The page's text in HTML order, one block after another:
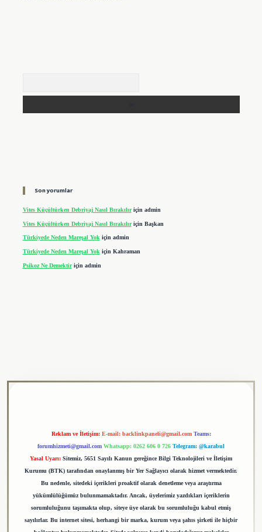
Son yorumlar
Vites Küçültürken Debriyaj Nasıl Bırakılıriçin admin
Vites Küçültürken Debriyaj Nasıl Bırakılıriçin Başkan
Türkiyede Neden Mareşal Yokiçin admin
Türkiyede Neden Mareşal Yok için Kahraman
Psikoz Ne Demektiriçin admin
Reklam ve İletişim: E-mail: backlinkpaneli@gmail.com Teams:
forumhizmeti@gmail.com Whatsapp: 0262 606 0 726 Telegram: @karabul
Yasal Uyarı: Sitemiz, 5651 Sayılı Kanun gereğince Bilgi Teknolojileri ve İletişim
Kurumu (BTK) tarafından onaylanmış bir Yer Sağlayıcı olarak hizmet vermektedir.
Bu nedenle, sitedeki içerikleri proaktif olarak denetleme veya araştırma
yükümlülüğümüz bulunmamaktadır. Ancak, üyelerimiz yazdıkları içeriklerin
sorumluluğunu taşımakta olup, siteye üye olarak bu sorumluluğu kabul etmiş
sayılırlar. Bu internet sitesi, herhangi bir marka, kurum veya şahıs şirketi ile hiçbir